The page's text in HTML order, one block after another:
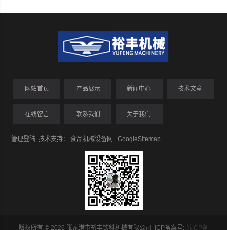
网站首页 产品展示 新闻中心 技术文章
在线留言 联系我们 关于我们
管理登陆 技术支持：食品机械设备网 GoogleSitemap
版权所有 © 2026 张家港市裕丰饮料机械有限公司 ICP备案号: 苏ICP备